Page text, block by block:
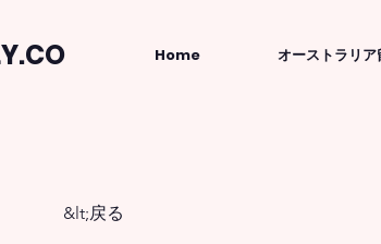
Home オーストラリア
&lt;戻る